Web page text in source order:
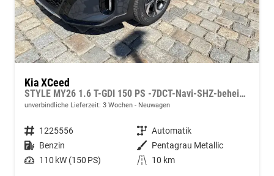
Kia XCeed
STYLE MY26 1.6 T-GDI 150 PS -7DCT-Navi-SHZ-beheizbares Lenkrad-Klimaautomatik 2Zonen-LED-Kamera-PDC-16"Alu
unverbindliche Lieferzeit: 3 Wochen Neuwagen
Fahrzeugnummer 1225556 Getriebe Automatik
Kraftstoff Benzin Außenfarbe Pentagrau Metallic
Leistung 110 kW (150 PS) Kilometerstand 10 km